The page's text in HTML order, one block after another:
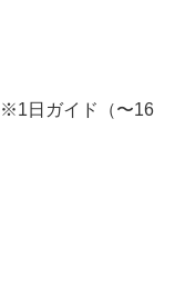
※1日ガイド（〜16